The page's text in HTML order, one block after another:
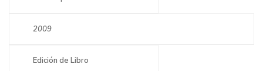
2009
Edición de Libro